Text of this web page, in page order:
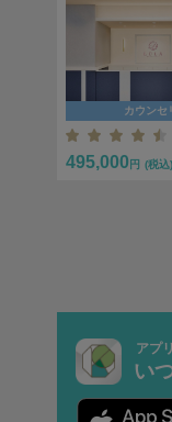
カウンセ
495,000 円 (税込)
アプ
い